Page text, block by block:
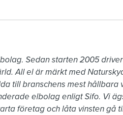
Sedan starten 2005
All el är märkt med
till branschens mest hållbara
elbolag enligt Sifo. Vi
företag och låta vinsten gå